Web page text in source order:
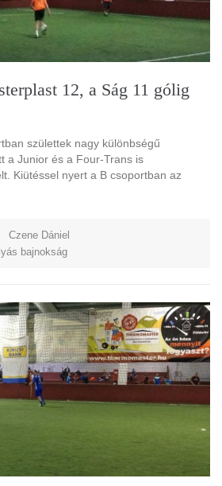
12, a Ság 11 gólig
születtek nagy különbségű
a Junior és a Four-Trans is
Kiütéssel nyert a B csoportban az
Czene Dániel
bajnokság